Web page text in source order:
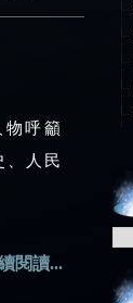
呼籲
、人民
閱讀...